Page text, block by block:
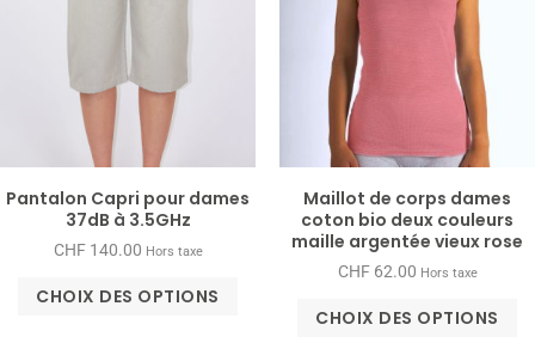
Pantalon Capri pour dames
37dB à 3.5GHz
CHF140.00 Hors taxe
CHOIX DES OPTIONS
Maillot de corps dames
coton bio deux couleurs
maille argentée vieux rose
CHF62.00 Hors taxe
CHOIX DES OPTIONS